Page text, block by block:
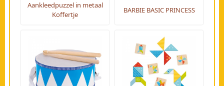
Aankleedpuzzel in metaal
Koffertje
BARBIE BASIC PRINCESS